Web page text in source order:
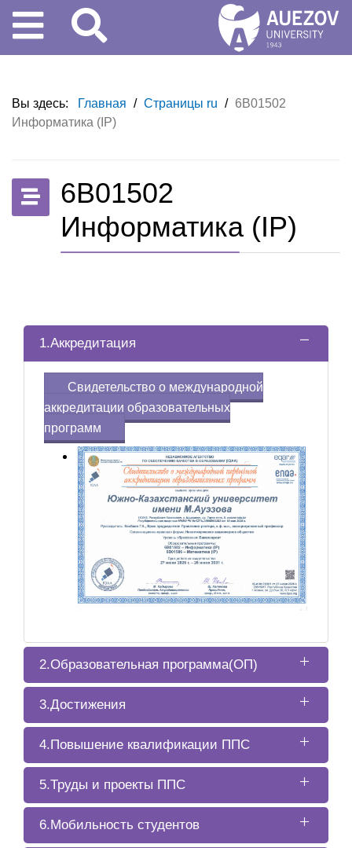
Вы здесь: Главная / Страницы ru / 6B01502
Информатика (IP)
6B01502
Информатика (IP)
1.Аккредитация
Свидетельство о международной
аккредитации образовательных
программ
2.Образовательная программа(ОП)
3.Достижения
4.Повышение квалификации ППС
5.Труды и проекты ППС
6.Мобильность студентов